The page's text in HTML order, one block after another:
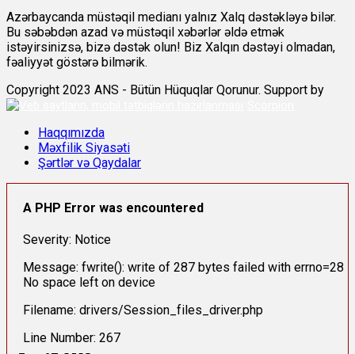
Azərbaycanda müstəqil medianı yalnız Xalq dəstəkləyə bilər.
Bu səbəbdən azad və müstəqil xəbərlər əldə etmək
istəyirsinizsə, bizə dəstək olun! Biz Xalqın dəstəyi olmadan,
fəaliyyət göstərə bilmərik.
Copyright 2023 ANS - Bütün Hüquqlar Qorunur. Support by
Haqqımızda
Məxfilik Siyasəti
Şərtlər və Qaydalar
A PHP Error was encountered
Severity: Notice
Message: fwrite(): write of 287 bytes failed with errno=28
No space left on device
Filename: drivers/Session_files_driver.php
Line Number: 267